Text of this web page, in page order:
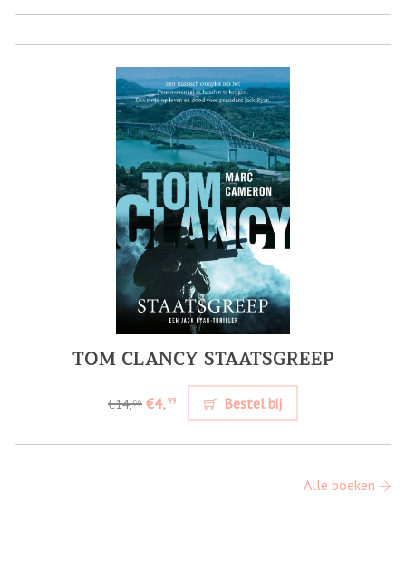
TOM CLANCY STAATSGREEP
€14,99 €4,99 Bestel bij
Alle boeken